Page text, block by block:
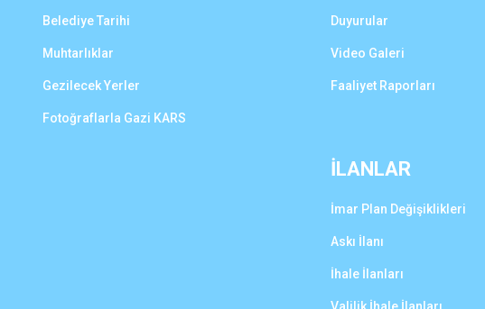
Belediye Tarihi
Muhtarlıklar
Gezilecek Yerler
Fotoğraflarla Gazi KARS
Duyurular
Video Galeri
Faaliyet Raporları
İLANLAR
İmar Plan Değişiklikleri
Askı İlanı
İhale İlanları